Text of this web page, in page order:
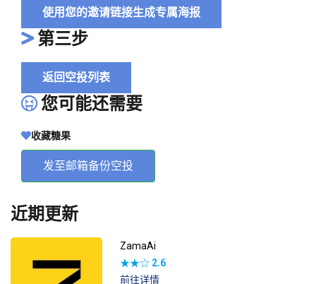
使用您的邀请链接生成专属海报
第三步
返回空投列表
您可能还需要
收藏糖果
发至邮箱备份空投
近期更新
ZamaAi
★★☆ 2.6
前往详情